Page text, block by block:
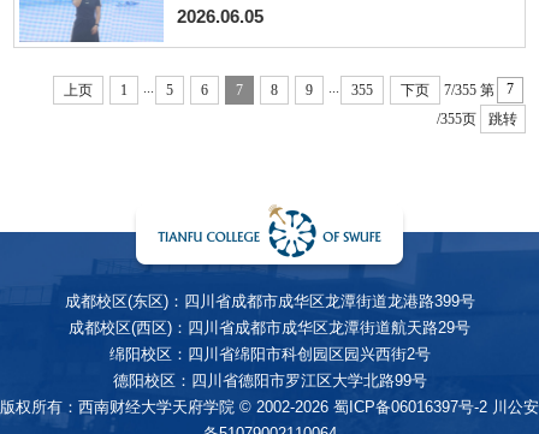
2026.06.05
上页 1 ... 5 6 7 8 9 ... 355 下页 7/355 第
/355页
跳转
成都校区(东区)：四川省成都市成华区龙潭街道龙港路399号
成都校区(西区)：四川省成都市成华区龙潭街道航天路29号
绵阳校区：四川省绵阳市科创园区园兴西街2号
德阳校区：四川省德阳市罗江区大学北路99号
版权所有：西南财经大学天府学院 © 2002-2026 蜀ICP备06016397号-2 川公安